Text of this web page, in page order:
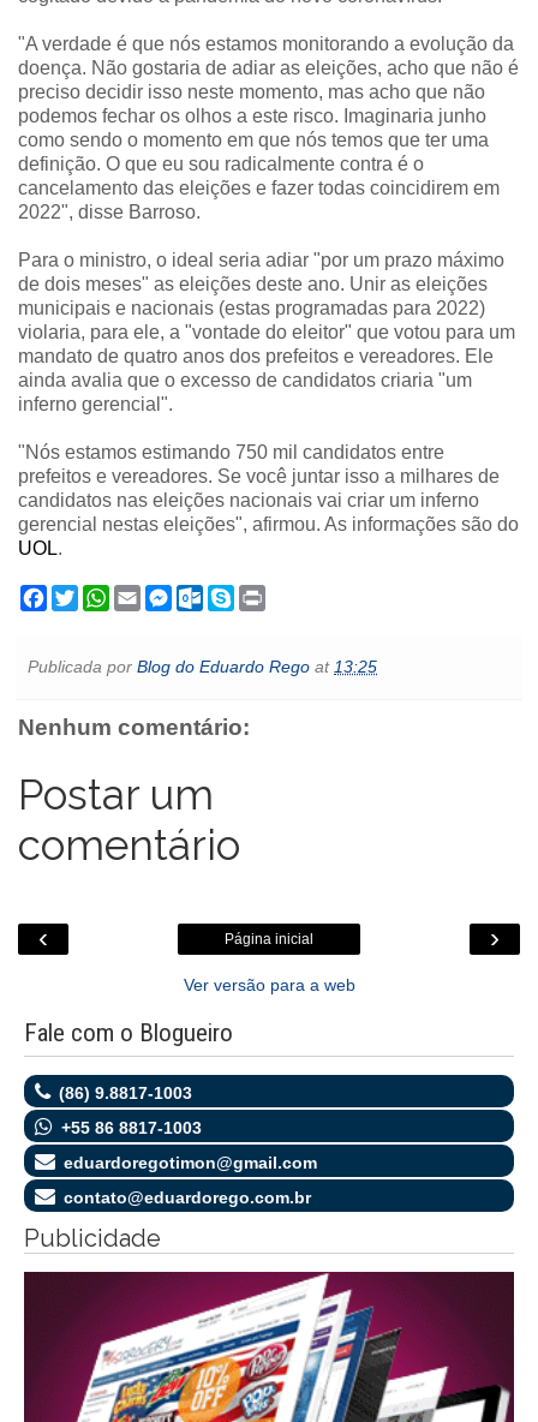
"A verdade é que nós estamos monitorando a evolução da
doença. Não gostaria de adiar as eleições, acho que não é
preciso decidir isso neste momento, mas acho que não
podemos fechar os olhos a este risco. Imaginaria junho
como sendo o momento em que nós temos que ter uma
definição. O que eu sou radicalmente contra é o
cancelamento das eleições e fazer todas coincidirem em
2022", disse Barroso.
Para o ministro, o ideal seria adiar "por um prazo máximo
de dois meses" as eleições deste ano. Unir as eleições
municipais e nacionais (estas programadas para 2022)
violaria, para ele, a "vontade do eleitor" que votou para um
mandato de quatro anos dos prefeitos e vereadores. Ele
ainda avalia que o excesso de candidatos criaria "um
inferno gerencial".
"Nós estamos estimando 750 mil candidatos entre
prefeitos e vereadores. Se você juntar isso a milhares de
candidatos nas eleições nacionais vai criar um inferno
gerencial nestas eleições", afirmou. As informações são do
UOL.
F
a
b
k
T
w
t
W
h
s
p
E
m
l
M
e
e
e
O
u
o
.
m
S
k
e
t
Publicada por Blog do Eduardo Rego at13:25
Nenhum comentário:
Postar um
comentário
‹ ›
Página inicial
Ver versão para a web
Fale com o Blogueiro
(86) 9.8817-1003
+55 86 8817-1003
eduardoregotimon@gmail.com
contato@eduardorego.com.br
Publicidade